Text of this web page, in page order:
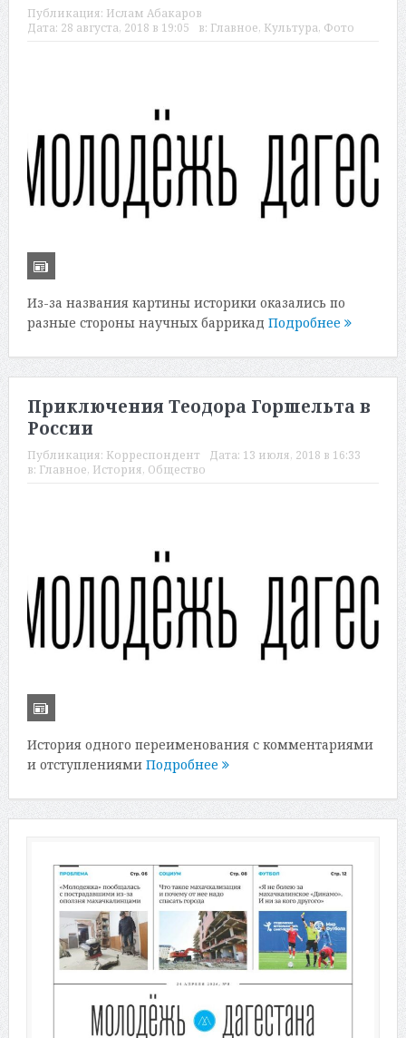
Публикация: Ислам Абакаров
Дата: 28 августа, 2018 в 19:05 в: Главное, Культура, Фото
Из-за названия картины историки оказались по
разные стороны научных баррикад Подробнее
Приключения Теодора Горшельта в
России
Публикация: Корреспондент Дата: 13 июля, 2018 в 16:33
в: Главное, История, Общество
История одного переименования с комментариями
и отступлениями Подробнее